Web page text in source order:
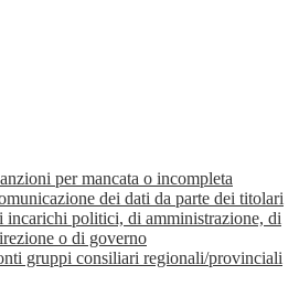
per mancata o incompleta
dei dati da parte dei titolari
incarichi politici, di amministrazione, di
o di governo
gruppi consiliari regionali/provinciali